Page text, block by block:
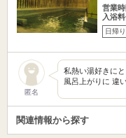
営業
入浴
日帰り
匿名
私熱い湯好きに
風呂上がりに 違
関連情報から探す